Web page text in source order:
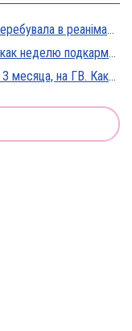
Дитина 5 міс, народилась з вагою 2860, перебувала в реанімації у дуже тяжкому стані, діагноз Гіпоксична енцефалопатія 2 ст. На даний момент вага 5800, відмовляється від їжі, плаче близько 5 днів, періоди активності присутні, стул зі слизом зелений оформлений, на штучному вигодовуванні Нан безлактозний,за раз або з перервами з'їдає 90-120 мл. Прошу допомоги в даній ситуації?
Здравствуйте, ребёнку 5.5 месяцев, уже как неделю подкармливаю смесью, пробовали 3 вида нан, милупа и остановились на малютке премиум, только вчера появились красные пятна вокруг рта после кормления смесью, и мы опять попробовали милупа и нан, реакция осталась, что делать?
Здравствуйте. Мне удалили зуб. Ребёнку 3 месяца, на ГВ. Какие антибиотики можно принимать? Спасибо